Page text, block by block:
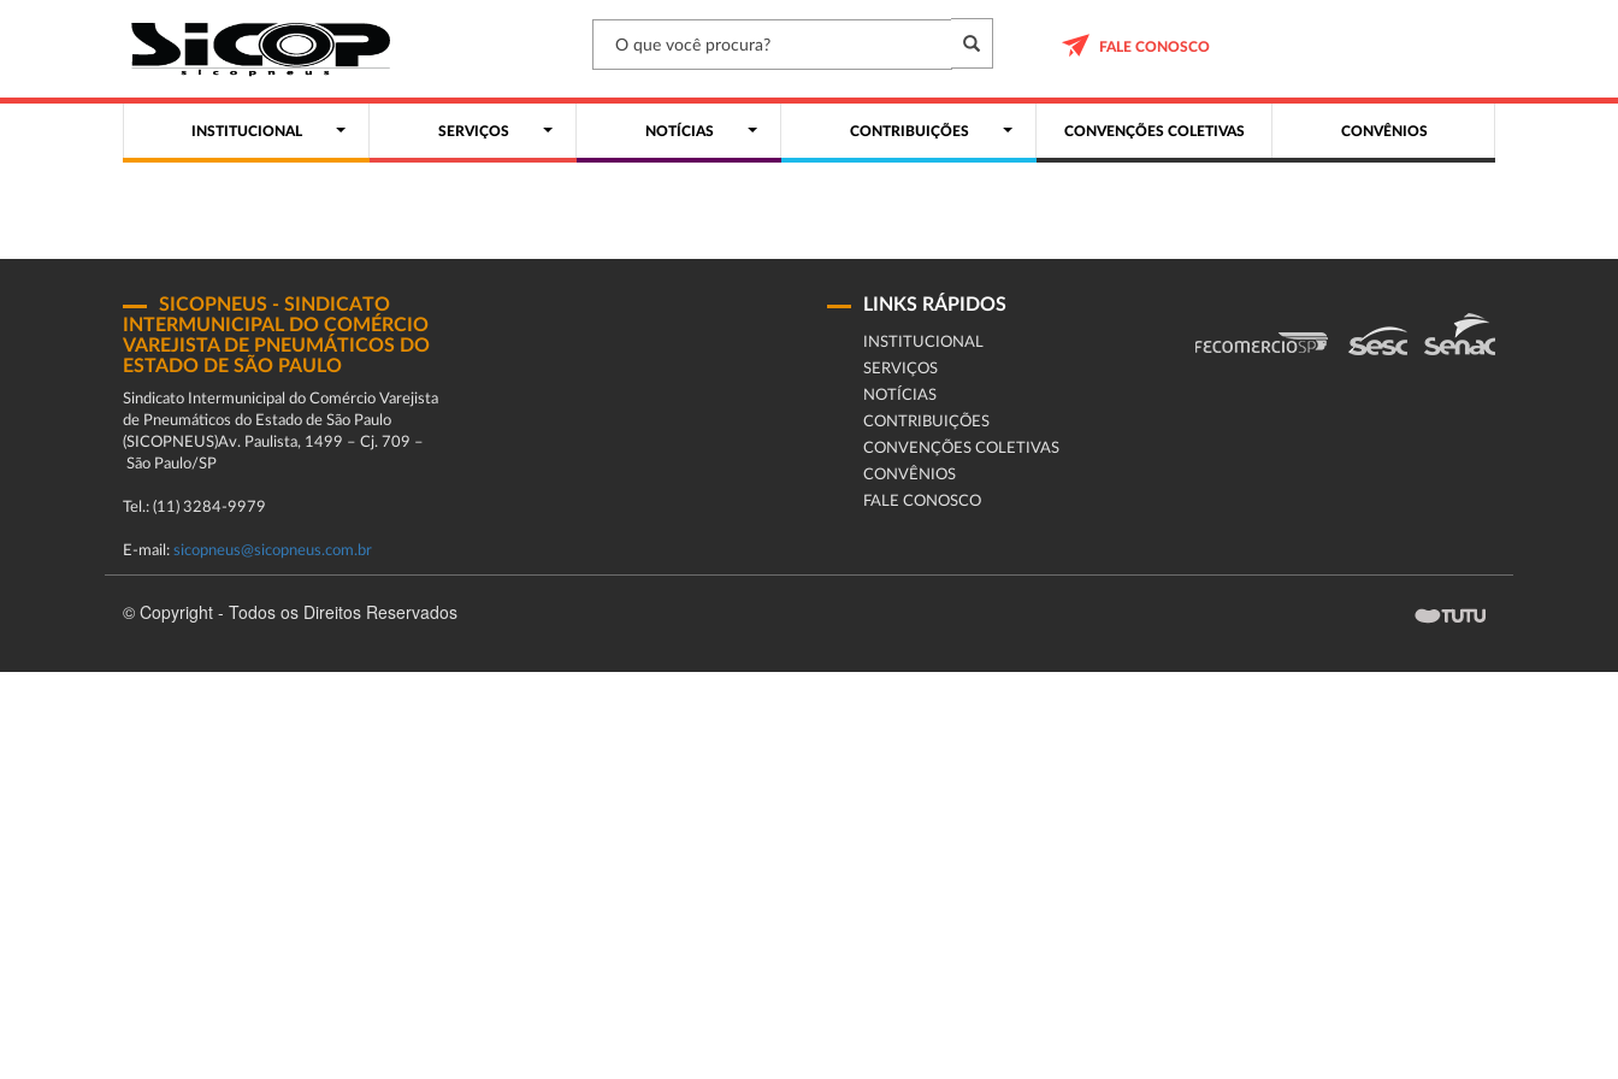
FALE CONOSCO
INSTITUCIONAL SERVIÇOS NOTÍCIAS CONTRIBUIÇÕES CONVENÇÕES COLETIVAS CONVÊNIOS
SICOPNEUS - SINDICATO
INTERMUNICIPAL DO COMÉRCIO
VAREJISTA DE PNEUMÁTICOS DO
ESTADO DE SÃO PAULO
Sindicato Intermunicipal do Comércio Varejista
de Pneumáticos do Estado de São Paulo
(SICOPNEUS)Av. Paulista, 1499 – Cj. 709 –
São Paulo/SP
Tel.: (11) 3284-9979
E-mail: sicopneus@sicopneus.com.br
LINKS RÁPIDOS
INSTITUCIONAL
SERVIÇOS
NOTÍCIAS
CONTRIBUIÇÕES
CONVENÇÕES COLETIVAS
CONVÊNIOS
FALE CONOSCO
© Copyright - Todos os Direitos Reservados